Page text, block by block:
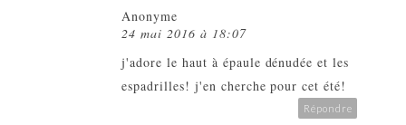
Anonyme
24 mai 2016 à 18:07
j'adore le haut à épaule dénudée et les
espadrilles! j'en cherche pour cet été!
Répondre